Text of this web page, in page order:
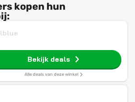
kopen hun
Bekijk deals
Alle deals van deze winkel